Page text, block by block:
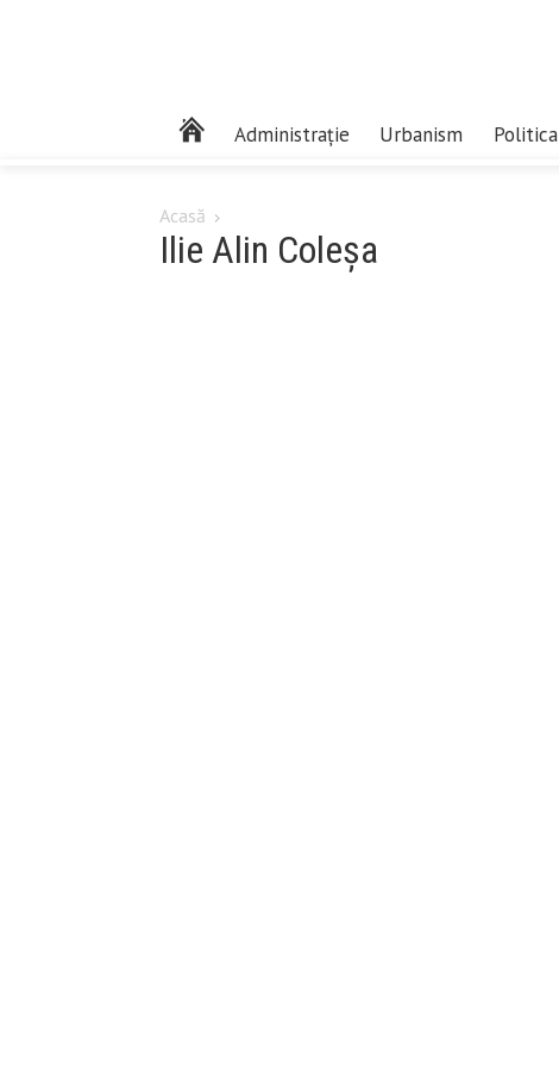
Administrație Urbanism Politica
Acasă
Ilie Alin Coleșa